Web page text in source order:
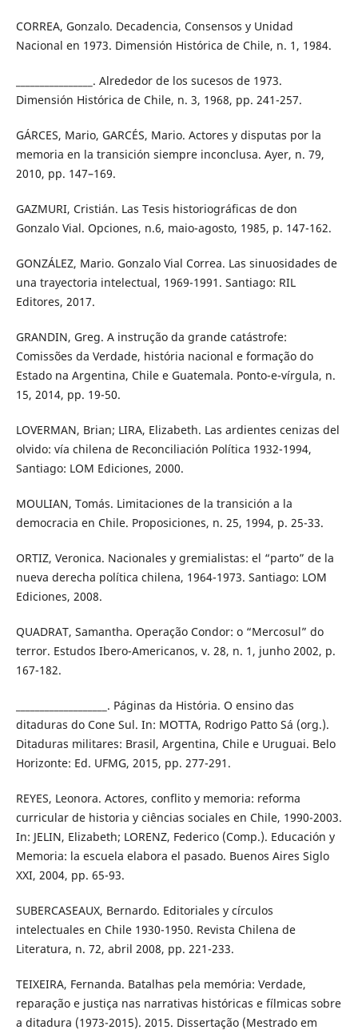
CORREA, Gonzalo. Decadencia, Consensos y Unidad
Nacional en 1973. Dimensión Histórica de Chile, n. 1, 1984.
________________. Alrededor de los sucesos de 1973.
Dimensión Histórica de Chile, n. 3, 1968, pp. 241-257.
GÁRCES, Mario, GARCÉS, Mario. Actores y disputas por la
memoria en la transición siempre inconclusa. Ayer, n. 79,
2010, pp. 147–169.
GAZMURI, Cristián. Las Tesis historiográficas de don
Gonzalo Vial. Opciones, n.6, maio-agosto, 1985, p. 147-162.
GONZÁLEZ, Mario. Gonzalo Vial Correa. Las sinuosidades de
una trayectoria intelectual, 1969-1991. Santiago: RIL
Editores, 2017.
GRANDIN, Greg. A instrução da grande catástrofe:
Comissões da Verdade, história nacional e formação do
Estado na Argentina, Chile e Guatemala. Ponto-e-vírgula, n.
15, 2014, pp. 19-50.
LOVERMAN, Brian; LIRA, Elizabeth. Las ardientes cenizas del
olvido: vía chilena de Reconciliación Política 1932-1994,
Santiago: LOM Ediciones, 2000.
MOULIAN, Tomás. Limitaciones de la transición a la
democracia en Chile. Proposiciones, n. 25, 1994, p. 25-33.
ORTIZ, Veronica. Nacionales y gremialistas: el “parto” de la
nueva derecha política chilena, 1964-1973. Santiago: LOM
Ediciones, 2008.
QUADRAT, Samantha. Operação Condor: o “Mercosul” do
terror. Estudos Ibero-Americanos, v. 28, n. 1, junho 2002, p.
167-182.
___________________. Páginas da História. O ensino das
ditaduras do Cone Sul. In: MOTTA, Rodrigo Patto Sá (org.).
Ditaduras militares: Brasil, Argentina, Chile e Uruguai. Belo
Horizonte: Ed. UFMG, 2015, pp. 277-291.
REYES, Leonora. Actores, conflito y memoria: reforma
curricular de historia y ciências sociales en Chile, 1990-2003.
In: JELIN, Elizabeth; LORENZ, Federico (Comp.). Educación y
Memoria: la escuela elabora el pasado. Buenos Aires Siglo
XXI, 2004, pp. 65-93.
SUBERCASEAUX, Bernardo. Editoriales y círculos
intelectuales en Chile 1930-1950. Revista Chilena de
Literatura, n. 72, abril 2008, pp. 221-233.
TEIXEIRA, Fernanda. Batalhas pela memória: Verdade,
reparação e justiça nas narrativas históricas e fílmicas sobre
a ditadura (1973-2015). 2015. Dissertação (Mestrado em